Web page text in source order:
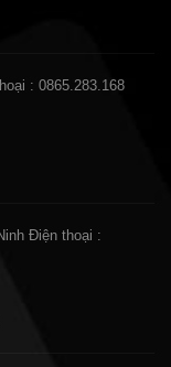
: 0865.283.168
Điện thoại :